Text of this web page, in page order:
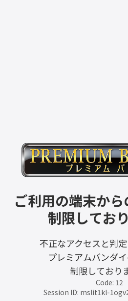
ご利用の端末か
制限してお
不正なアクセスと判定
プレミアムバンダ
制限しており
Code: 12
Session ID: mslit1kl-